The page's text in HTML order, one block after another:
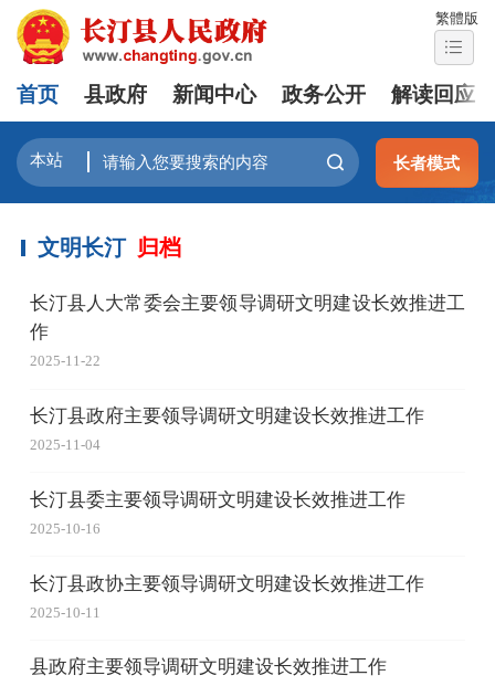
繁體版
首页 县政府 新闻中心 政务公开 解读回应
长者模式
文明长汀 归档
长汀县人大常委会主要领导调研文明建设长效推进工
作
2025-11-22
长汀县政府主要领导调研文明建设长效推进工作
2025-11-04
长汀县委主要领导调研文明建设长效推进工作
2025-10-16
长汀县政协主要领导调研文明建设长效推进工作
2025-10-11
县政府主要领导调研文明建设长效推进工作